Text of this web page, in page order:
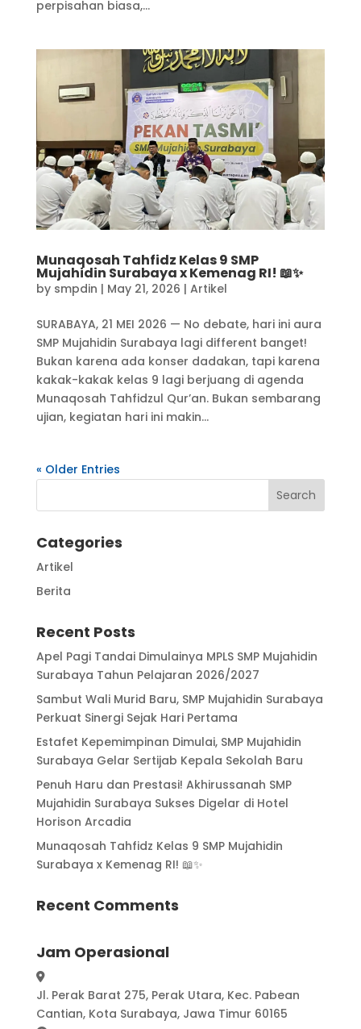
perpisahan biasa,...
Munaqosah Tahfidz Kelas 9 SMP
Mujahidin Surabaya x Kemenag RI! 📖✨
by smpdin | May 21, 2026 | Artikel
SURABAYA, 21 MEI 2026 — No debate, hari ini aura
SMP Mujahidin Surabaya lagi different banget!
Bukan karena ada konser dadakan, tapi karena
kakak-kakak kelas 9 lagi berjuang di agenda
Munaqosah Tahfidzul Qur’an. Bukan sembarang
ujian, kegiatan hari ini makin...
« Older Entries
Categories
Artikel
Berita
Recent Posts
Apel Pagi Tandai Dimulainya MPLS SMP Mujahidin
Surabaya Tahun Pelajaran 2026/2027
Sambut Wali Murid Baru, SMP Mujahidin Surabaya
Perkuat Sinergi Sejak Hari Pertama
Estafet Kepemimpinan Dimulai, SMP Mujahidin
Surabaya Gelar Sertijab Kepala Sekolah Baru
Penuh Haru dan Prestasi! Akhirussanah SMP
Mujahidin Surabaya Sukses Digelar di Hotel
Horison Arcadia
Munaqosah Tahfidz Kelas 9 SMP Mujahidin
Surabaya x Kemenag RI! 📖✨
Recent Comments
Jam Operasional
Jl. Perak Barat 275, Perak Utara, Kec. Pabean
Cantian, Kota Surabaya, Jawa Timur 60165